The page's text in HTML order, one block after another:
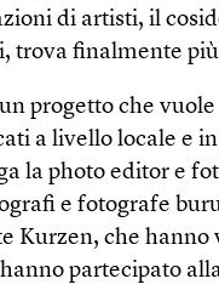
di artisti, il
trova finalmente più
progetto che vuole
a livello locale e
la photo editor e
e fotografe
Kurzen, che hanno
partecipato